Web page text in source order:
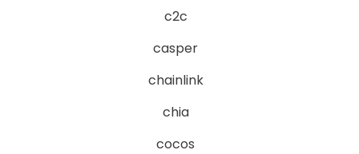
c2c
casper
chainlink
chia
cocos